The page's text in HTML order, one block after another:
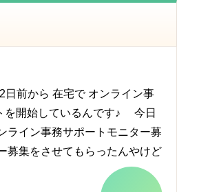
前から 在宅で オンライン事
を開始しているんです♪ 今日
イン事務サポートモニター募
募集をさせてもらったんやけど